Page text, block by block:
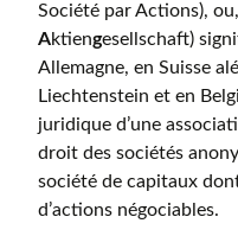
Société par Actions),
Aktiengesellschaft)
Allemagne, en Suisse
Liechtenstein et en
juridique d’une
droit des sociétés
société de capitaux
d’actions négociables.